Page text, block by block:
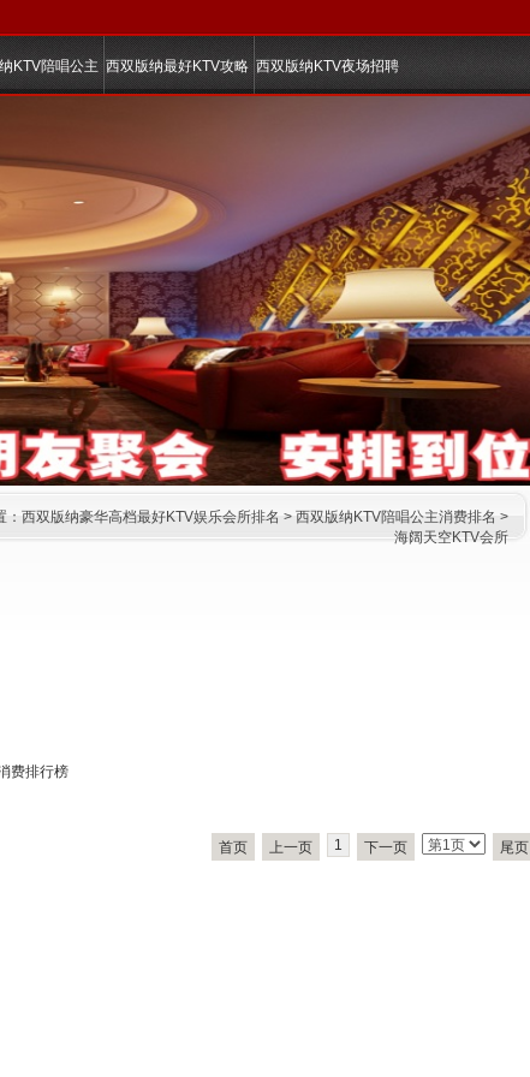
KTV陪唱公主 西双版纳最好KTV攻略 西双版纳KTV夜场招聘
西双版纳豪华高档最好KTV娱乐会所排名 > 西双版纳KTV陪唱公主消费排名 >
海阔天空KTV会所
费排行榜
首页 上一页 1 下一页 尾页